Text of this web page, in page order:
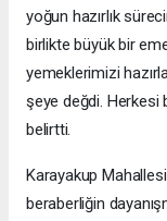
yoğun hazırlık
birlikte büyük bir
yemeklerimizi
şeye değdi. Herkesi
belirtti.
Karayakup
beraberliğin